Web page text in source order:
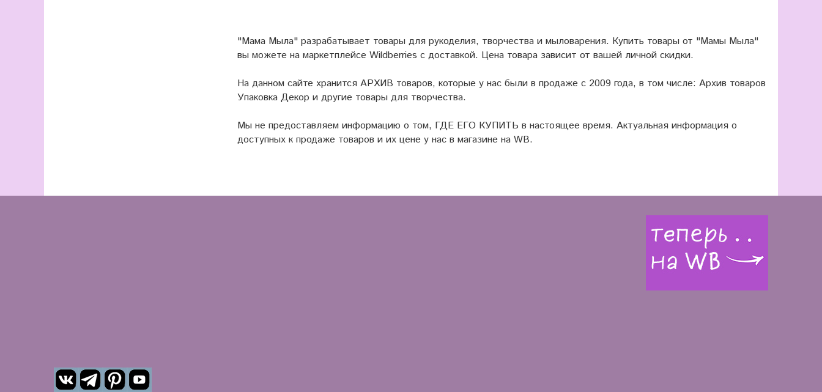
"Мама Мыла" разрабатывает товары для рукоделия, творчества и мыловарения. Купить товары от "Мамы Мыла"
вы можете на маркетплейсе Wildberries с доставкой. Цена товара зависит от вашей личной скидки.
На данном сайте хранится АРХИВ товаров, которые у нас были в продаже с 2009 года, в том числе: Архив товаров
Упаковка Декор и другие товары для творчества.
Мы не предоставляем информацию о том, ГДЕ ЕГО КУПИТЬ в настоящее время. Актуальная информация о
доступных к продаже товаров и их цене у нас в магазине на WB.